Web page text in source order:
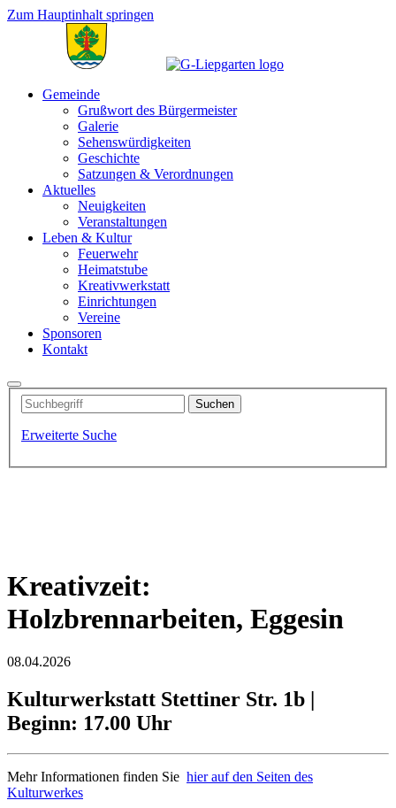
Zum Hauptinhalt springen
Gemeinde
Grußwort des Bürgermeister
Galerie
Sehenswürdigkeiten
Geschichte
Satzungen & Verordnungen
Aktuelles
Neuigkeiten
Veranstaltungen
Leben & Kultur
Feuerwehr
Heimatstube
Kreativwerkstatt
Einrichtungen
Vereine
Sponsoren
Kontakt
Erweiterte Suche
Kreativzeit:
Holzbrennarbeiten, Eggesin
08.04.2026
Kulturwerkstatt Stettiner Str. 1b |
Beginn: 17.00 Uhr
Mehr Informationen finden Sie hier auf den Seiten des
Kulturwerkes